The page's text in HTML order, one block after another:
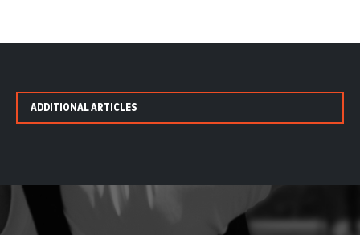
ADDITIONAL ARTICLES